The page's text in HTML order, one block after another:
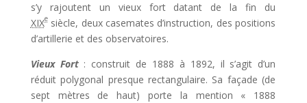
s’y rajoutent un vieux fort datant de la fin du
XIXesiècle, deux casemates d’instruction, des positions
d’artillerie et des observatoires.
Vieux Fort: construit de 1888 à 1892, il s’agit d’un
réduit polygonal presque rectangulaire. Sa façade (de
sept mètres de haut) porte la mention « 1888